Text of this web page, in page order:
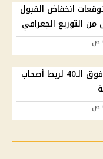
الجامعات 2026.. توقعات انخفاض القبول
وزارة العمل تعلن مبادرة فوق الـ40 لربط أصحاب